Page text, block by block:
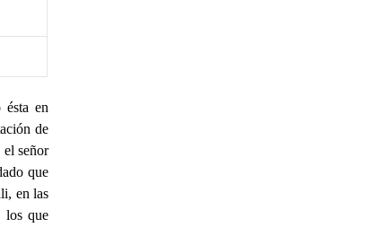
ésta en
de
señor
que
en las
los que